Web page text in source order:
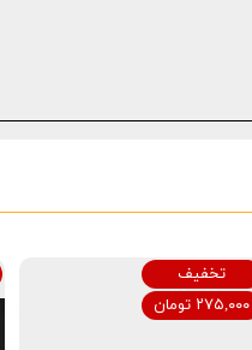
تخفیف
۲۷۵,۰۰۰ تومان